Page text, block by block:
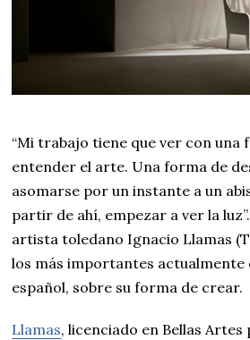
“Mi trabajo tiene que ver con una
entender el arte. Una forma de
asomarse por un instante a un
partir de ahí, empezar a ver la
artista toledano Ignacio Llamas
los más importantes actualmente
español, sobre su forma de crear.
Llamas, licenciado en Bellas